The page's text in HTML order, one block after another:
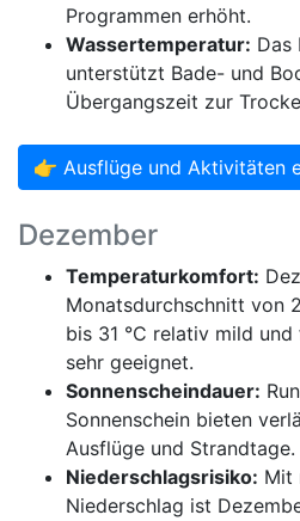
Programmen erhöht.
Wassertemperatur: Das
unterstützt Bade- und
Übergangszeit zur
👉 Ausflüge und Aktivitäten
Dezember
Temperaturkomfort:
Monatsdurchschnitt von
bis 31 °C relativ mild
sehr geeignet.
Sonnenscheindauer:
Sonnenschein bieten
Ausflüge und Strandtage.
Niederschlagsrisiko: Mit
Niederschlag ist